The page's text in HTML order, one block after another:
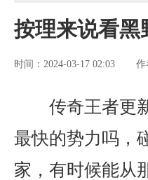
按理来说看黑
时间：2024-03-17 02:03 作
传奇王者更
最快的势力吗，
家，有时候能从